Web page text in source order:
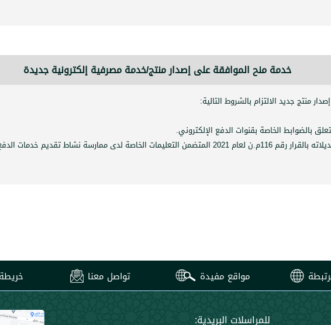
خدمة منح الموافقة على إصدار منتج/خدمة مصرفية إلكترونية جديدة
منتج جديد الالتزام بالشروط التالية:
.
مواقع مفيدة تواصل معنا
للمراسلات البريدية: